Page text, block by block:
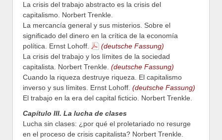
La crisis del trabajo abstracto es la crisis del
capitalismo. Norbert Trenkle.
La mercancía general y sus misterios. Sobre el
significado del dinero en la crítica de la economía
política. Ernst Lohoff.
(deutsche Fassung)
La crisis del trabajo y los límites de la sociedad
capitalista. Norbert Trenkle. (deutsche Fassung)
Cuando la riqueza destruye riqueza. El capitalismo
inverso y sus límites. Ernst Lohoff. (deutsche Fassung)
El trabajo en la era del capital ficticio. Norbert Trenkle.
Capítulo III. La lucha de clases
Lucha sin clases: ¿por qué el proletariado no resurge
en el proceso de crisis capitalista? Norbert Trenkle.